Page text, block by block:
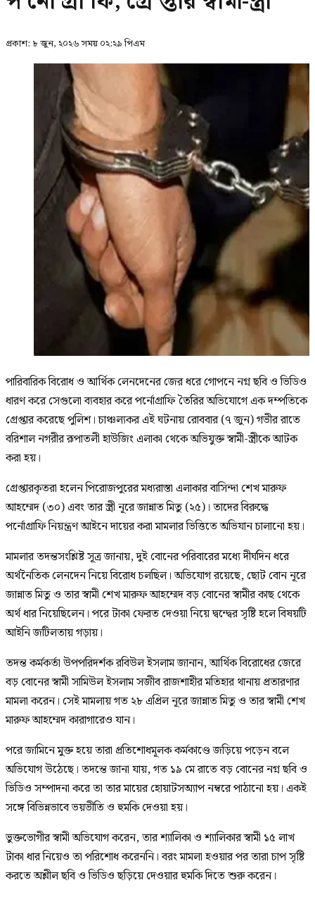
প্রকাশ: ৮ জুন, ২০২৬ সময় ০২:২৯ পিএম
পারিবারিক বিরোধ ও আর্থিক লেনদেনের জের ধরে গোপনে নগ্ন ছবি ও ভিডিও
ধারণ করে সেগুলো ব্যবহার করে পর্নোগ্রাফি তৈরির অভিযোগে এক দম্পতিকে
গ্রেপ্তার করেছে পুলিশ। চাঞ্চল্যকর এই ঘটনায় রোববার (৭ জুন) গভীর রাতে
বরিশাল নগরীর রূপাতলী হাউজিং এলাকা থেকে অভিযুক্ত স্বামী-স্ত্রীকে আটক
করা হয়।
গ্রেপ্তারকৃতরা হলেন পিরোজপুরের মধ্যরাস্তা এলাকার বাসিন্দা শেখ মারুফ
আহম্মেদ (৩০) এবং তার স্ত্রী নূরে জান্নাত মিতু (২৫)। তাদের বিরুদ্ধে
পর্নোগ্রাফি নিয়ন্ত্রণ আইনে দায়ের করা মামলার ভিত্তিতে অভিযান চালানো হয়।
মামলার তদন্তসংশ্লিষ্ট সূত্র জানায়, দুই বোনের পরিবারের মধ্যে দীর্ঘদিন ধরে
অর্থনৈতিক লেনদেন নিয়ে বিরোধ চলছিল। অভিযোগ রয়েছে, ছোট বোন নূরে
জান্নাত মিতু ও তার স্বামী শেখ মারুফ আহম্মেদ বড় বোনের স্বামীর কাছ থেকে
অর্থ ধার নিয়েছিলেন। পরে টাকা ফেরত দেওয়া নিয়ে দ্বন্দ্বের সৃষ্টি হলে বিষয়টি
আইনি জটিলতায় গড়ায়।
তদন্ত কর্মকর্তা উপপরিদর্শক রবিউল ইসলাম জানান, আর্থিক বিরোধের জেরে
বড় বোনের স্বামী সামিউল ইসলাম সজীব রাজশাহীর মতিহার থানায় প্রতারণার
মামলা করেন। সেই মামলায় গত ২৮ এপ্রিল নূরে জান্নাত মিতু ও তার স্বামী শেখ
মারুফ আহম্মেদ কারাগারেও যান।
পরে জামিনে মুক্ত হয়ে তারা প্রতিশোধমূলক কর্মকাণ্ডে জড়িয়ে পড়েন বলে
অভিযোগ উঠেছে। তদন্তে জানা যায়, গত ১৯ মে রাতে বড় বোনের নগ্ন ছবি ও
ভিডিও সম্পাদনা করে তা তার মায়ের হোয়াটসঅ্যাপ নম্বরে পাঠানো হয়। একই
সঙ্গে বিভিন্নভাবে ভয়ভীতি ও হুমকি দেওয়া হয়।
ভুক্তভোগীর স্বামী অভিযোগ করেন, তার শ্যালিকা ও শ্যালিকার স্বামী ১৫ লাখ
টাকা ধার নিয়েও তা পরিশোধ করেননি। বরং মামলা হওয়ার পর তারা চাপ সৃষ্টি
করতে অশ্লীল ছবি ও ভিডিও ছড়িয়ে দেওয়ার হুমকি দিতে শুরু করেন।